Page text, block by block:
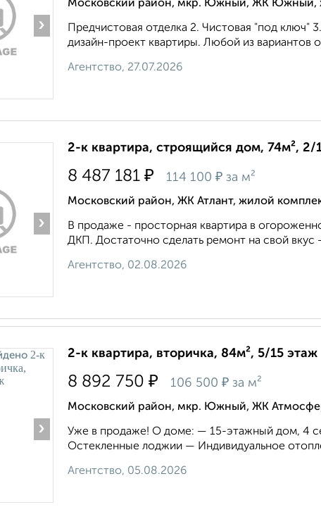
›
Московский район, мкр. Южный, ЖК Южный,
Предчистовая отделка 2. Чистовая "под ключ"
дизайн-проект квартиры. Любой из вариантов
Агентство, 27.07.2026
›
2-к квартира, строящийся дом, 74м², 2/
8 487 181 ₽ 114 100 ₽ за м²
Московский район, ЖК Атлант, жилой
В продаже - просторная квартира в
ДКП. Достаточно сделать ремонт на свой
Агентство, 02.08.2026
›
2-к квартира, вторичка, 84м², 5/15 этаж
8 892 750 ₽ 106 500 ₽ за м²
Московский район, мкр. Южный, ЖК
Уже в продаже! О доме: — 15-этажный дом, 4
Остекленные лоджии — Индивидуальное
Агентство, 05.08.2026